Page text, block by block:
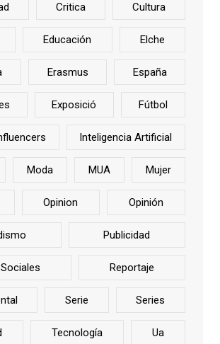
Critica Cultura
Educación Elche
Erasmus España
Exposició Fútbol
Inteligencia Artificial
Moda MUA Mujer
Opinion Opinión
Publicidad
Reportaje
Serie Series
Tecnología Ua